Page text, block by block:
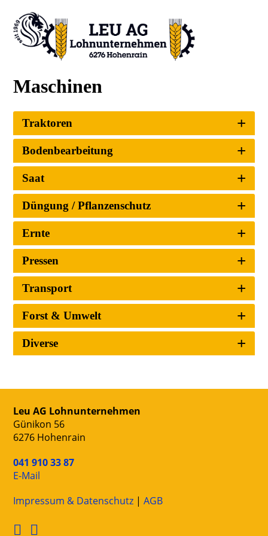
Maschinen
Traktoren
Bodenbearbeitung
Saat
Düngung / Pflanzenschutz
Ernte
Pressen
Transport
Forst & Umwelt
Diverse
Leu AG Lohnunternehmen
Günikon 56
6276 Hohenrain
041 910 33 87
E-Mail
Impressum & Datenschutz |AGB